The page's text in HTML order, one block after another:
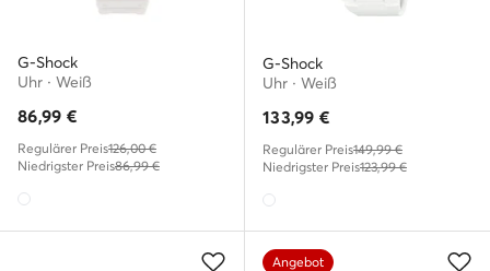
G-Shock
Uhr · Weiß
86,99 €
Regulärer Preis126,00 €
Niedrigster Preis86,99 €
G-Shock
Uhr · Weiß
133,99 €
Regulärer Preis149,99 €
Niedrigster Preis123,99 €
Angebot